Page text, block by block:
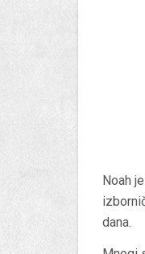
Noah
dana.